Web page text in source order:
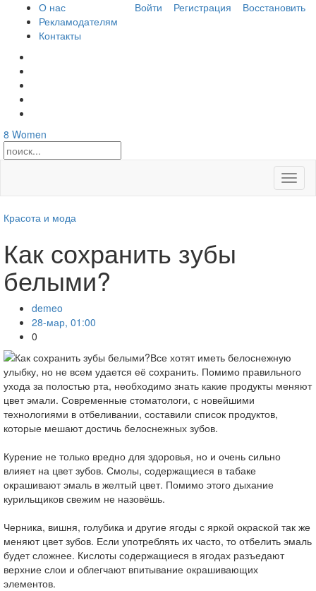
Войти Регистрация Восстановить
О нас
Рекламодателям
Контакты
8 Women
меню
Красота и мода
Как сохранить зубы
белыми?
demeo
28-мар, 01:00
0
Все хотят иметь белоснежную
улыбку, но не всем удается её сохранить. Помимо правильного
ухода за полостью рта, необходимо знать какие продукты меняют
цвет эмали. Современные стоматологи, с новейшими
технологиями в отбеливании, составили список продуктов,
которые мешают достичь белоснежных зубов.
Курение не только вредно для здоровья, но и очень сильно
влияет на цвет зубов. Смолы, содержащиеся в табаке
окрашивают эмаль в желтый цвет. Помимо этого дыхание
курильщиков свежим не назовёшь.
Черника, вишня, голубика и другие ягоды с яркой окраской так же
меняют цвет зубов. Если употреблять их часто, то отбелить эмаль
будет сложнее. Кислоты содержащиеся в ягодах разъедают
верхние слои и облегчают впитывание окрашивающих
элементов.